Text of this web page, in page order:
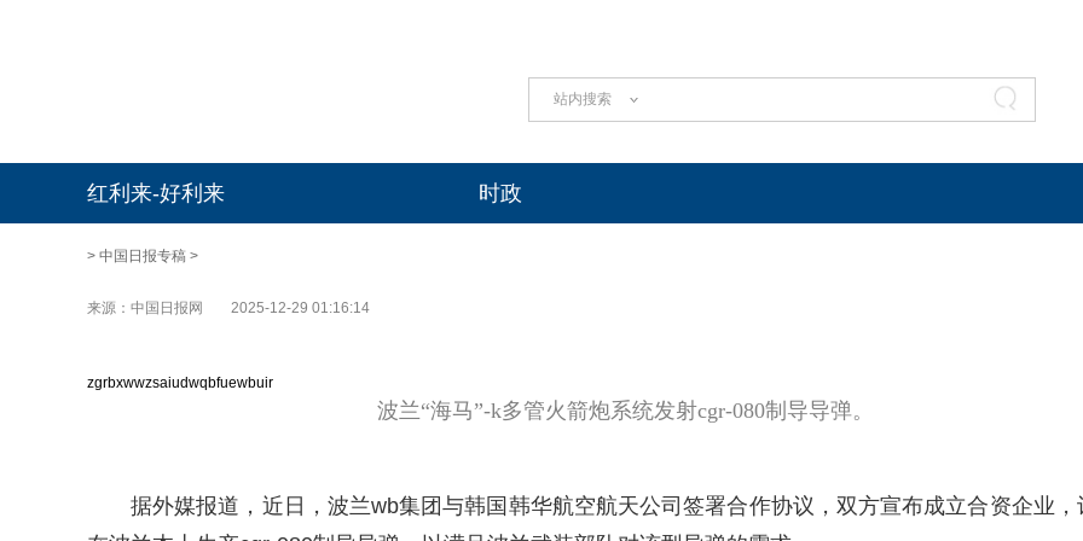
站内搜索
红利来-好利来 时政
> 中国日报专稿 >
来源：中国日报网 2025-12-29 01:16:14
zgrbxwwzsaiudwqbfuewbuir
波兰“海马”-k多管火箭炮系统发射cgr-080制导导弹。
据外媒报道，近日，波兰wb集团与韩国韩华航空航天公司签署合作协议，双方宣布成立合资企业，